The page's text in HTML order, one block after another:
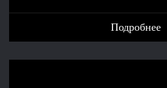
Подробнее